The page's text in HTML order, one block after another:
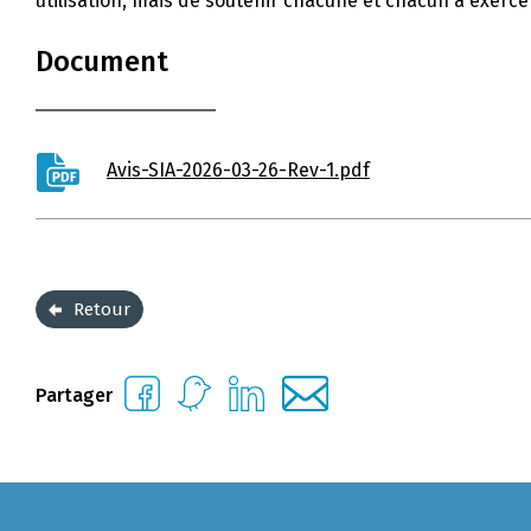
Document
Avis-SIA-2026-03-26-Rev-1.pdf
Retour
Partager